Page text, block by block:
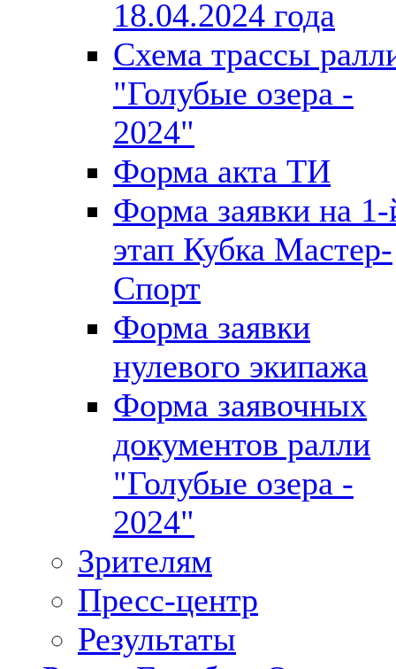
18.04.2024 года
Схема трассы
"Голубые озера -
2024"
Форма акта ТИ
Форма заявки на
этап Кубка Мастер-
Спорт
Форма заявки
нулевого экипажа
Форма заявочных
документов ралли
"Голубые озера -
2024"
Зрителям
Пресс-центр
Результаты